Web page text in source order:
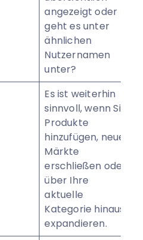
angezeigt oder
geht es unter
ähnlichen
Nutzernamen
unter?
Es ist weiterhin
sinnvoll, wenn Sie
Produkte
hinzufügen, neue
Märkte
erschließen oder
über Ihre
aktuelle
Kategorie hinaus
expandieren.